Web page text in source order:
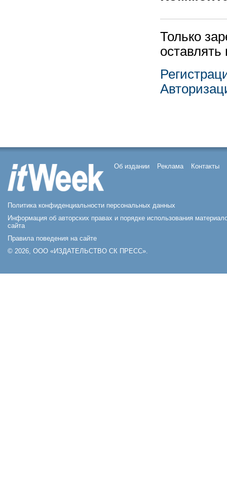
Только
Об издании Реклама Контакты
Политика конфиденциальности персональных данных
Информация об авторских правах и порядке использования
сайта
Правила поведения на сайте
© 2026, ООО «ИЗДАТЕЛЬСТВО СК ПРЕСС».